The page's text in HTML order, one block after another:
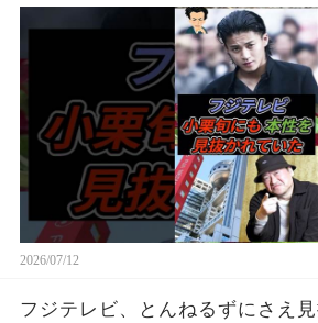
2026/07/12
フジテレビ、とんねるずにさえ